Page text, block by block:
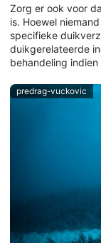
Zorg er ook voor
is. Hoewel
specifieke
duikgerelateerde
behandeling indien
predrag-vuckovic